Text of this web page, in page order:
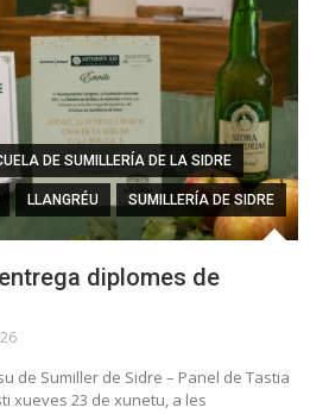
DE SUMILLERÍA DE LA SIDRE
LLANGRÉU SUMILLERÍA DE SIDRE
diplomes de
de Sumiller de Sidre – Panel de Tastia
xueves 23 de xunetu, a les